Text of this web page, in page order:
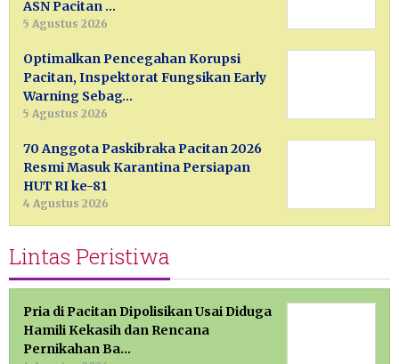
ASN Pacitan …
5 Agustus 2026
Optimalkan Pencegahan Korupsi
Pacitan, Inspektorat Fungsikan Early
Warning Sebag…
5 Agustus 2026
70 Anggota Paskibraka Pacitan 2026
Resmi Masuk Karantina Persiapan
HUT RI ke-81
4 Agustus 2026
Lintas Peristiwa
Pria di Pacitan Dipolisikan Usai Diduga
Hamili Kekasih dan Rencana
Pernikahan Ba…